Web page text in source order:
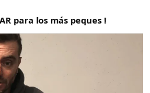
para los más peques !